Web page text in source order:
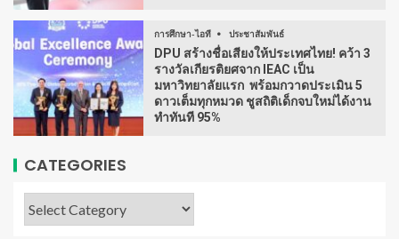
การศึกษา-ไอที ประชาสัมพันธ์
DPU สร้างชื่อเสียงให้ประเทศไทย! คว้า 3
รางวัลเกียรติยศจาก IEAC เป็น
มหาวิทยาลัยแรก พร้อมกวาดประเมิน 5
ดาวเต็มทุกหมวด ชูสถิติเด็กจบใหม่ได้งาน
ทำทันที 95%
CATEGORIES